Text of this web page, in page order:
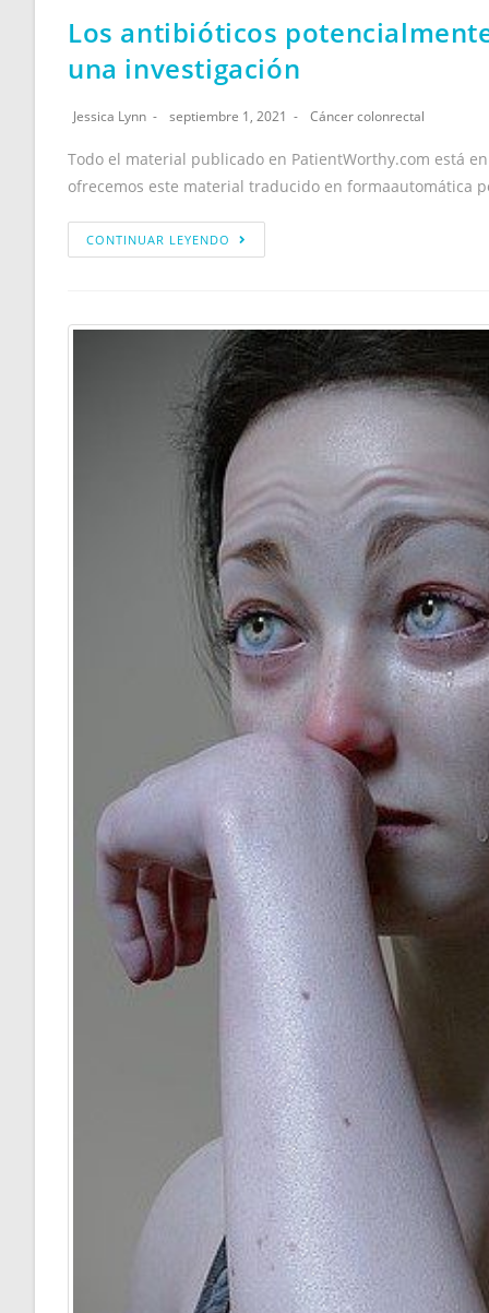
Los antibióticos
una investigación
Jessica Lynn septiembre 1, 2021 Cáncer colonrectal
Todo el material publicado en PatientWorthy.com está
ofrecemos este material traducido en formaautomática
CONTINUAR LEYENDO